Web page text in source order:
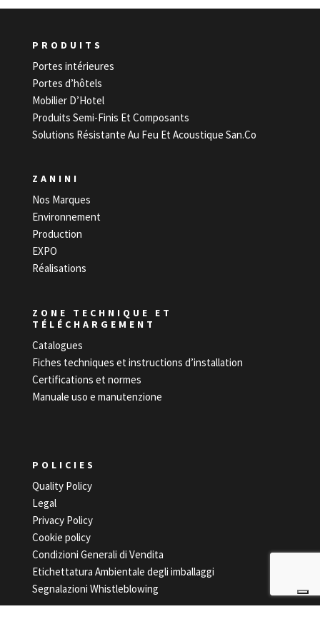
PRODUITS
Portes intérieures
Portes d’hôtels
Mobilier D’Hotel
Produits Semi-Finis Et Composants
Solutions Résistante Au Feu Et Acoustique San.Co
ZANINI
Nos Marques
Environnement
Production
EXPO
Réalisations
ZONE TECHNIQUE ET
TÉLÉCHARGEMENT
Catalogues
Fiches techniques et instructions d’installation
Certifications et normes
Manuale uso e manutenzione
POLICIES
Quality Policy
Legal
Privacy Policy
Cookie policy
Condizioni Generali di Vendita
Etichettatura Ambientale degli imballaggi
Segnalazioni Whistleblowing